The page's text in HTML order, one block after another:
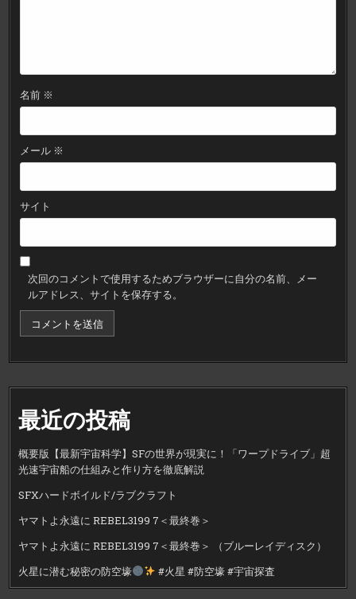
名前 ※
メール ※
サイト
次回のコメントで使用するためブラウザーに自分の名前、メー
ルアドレス、サイトを保存する。
最近の投稿
概要版【最新宇宙科学】SFの世界が現実に！「ワープドライブ」超
光速宇宙船の仕組みと作り方を徹底解説
SFXハードボイルド/ラブクラフト
ヤマトよ永遠に REBEL3199 7＜最終巻＞
ヤマトよ永遠に REBEL3199 7＜最終巻＞ （ブルーレイディスク）
火星に潜む秘密の防空壕
#火星 #防空壕 #宇宙探査